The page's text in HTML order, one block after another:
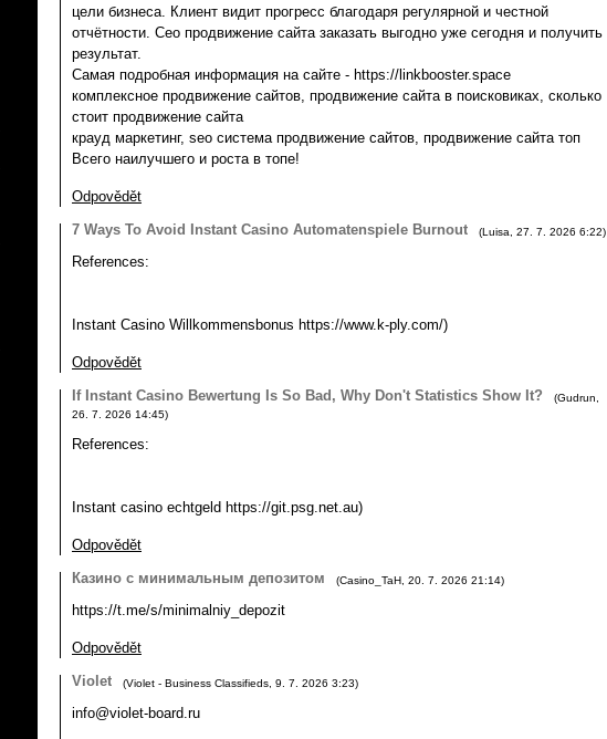
цели бизнеса. Клиент видит прогресс благодаря регулярной и честной
отчётности. Сео продвижение сайта заказать выгодно уже сегодня и получить
результат.
Самая подробная информация на сайте - https://linkbooster.space
комплексное продвижение сайтов, продвижение сайта в поисковиках, сколько
стоит продвижение сайта
крауд маркетинг, seo система продвижение сайтов, продвижение сайта топ
Всего наилучшего и роста в топе!
Odpovědět
7 Ways To Avoid Instant Casino Automatenspiele Burnout
(Luisa 27. 7. 2026 6:22)
References:
Instant Casino Willkommensbonus https://www.k-ply.com/)
Odpovědět
If Instant Casino Bewertung Is So Bad, Why Don't Statistics Show It?
(Gudrun
26. 7. 2026 14:45)
References:
Instant casino echtgeld https://git.psg.net.au)
Odpovědět
Казино с минимальным депозитом
(Casino_TaH 20. 7. 2026 21:14)
https://t.me/s/minimalniy_depozit
Odpovědět
Violet
(Violet - Business Classifieds 9. 7. 2026 3:23)
info@violet-board.ru